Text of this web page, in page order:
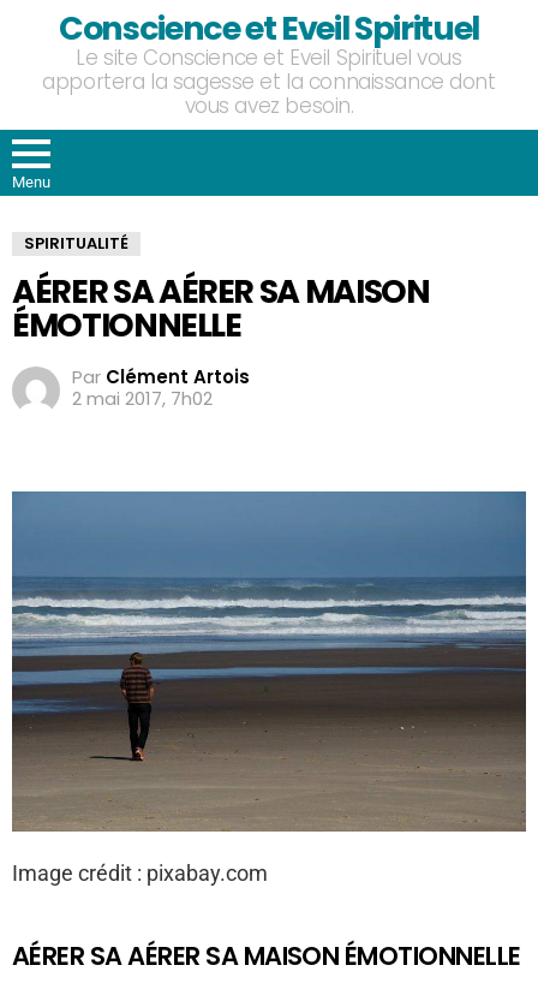
Conscience et Eveil Spirituel
Le site Conscience et Eveil Spirituel vous
apportera la sagesse et la connaissance dont
vous avez besoin.
Menu
SPIRITUALITÉ
AÉRER SA AÉRER SA MAISON
ÉMOTIONNELLE
Par Clément Artois
2 mai 2017, 7h02
Image crédit : pixabay.com
AÉRER SA AÉRER SA MAISON ÉMOTIONNELLE